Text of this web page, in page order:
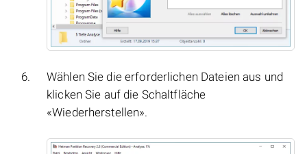
Wählen Sie die erforderlichen Dateien aus und
klicken Sie auf die Schaltfläche
«Wiederherstellen».